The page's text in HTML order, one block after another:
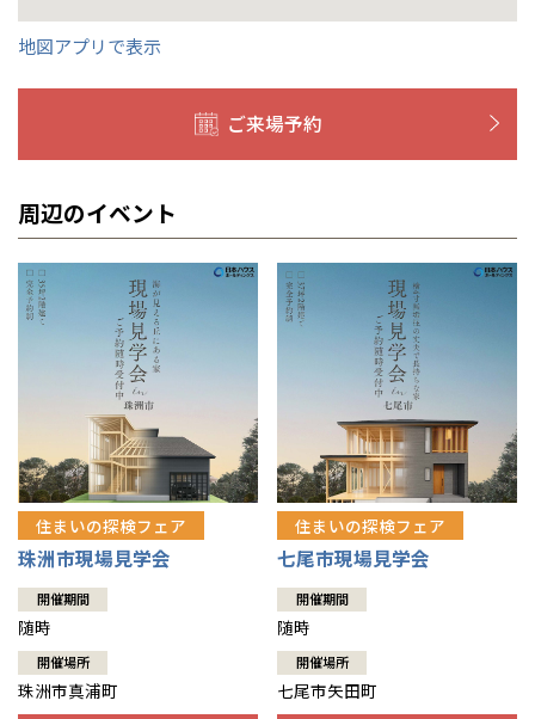
地図アプリで表示
ご来場予約
周辺のイベント
住まいの探検フェア
珠洲市現場見学会
開催期間
随時
開催場所
珠洲市真浦町
住まいの探検フェア
七尾市現場見学会
開催期間
随時
開催場所
七尾市矢田町